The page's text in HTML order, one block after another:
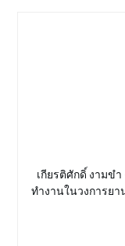
เกียรติศักดิ์ งามข
ทำงานในวงการย